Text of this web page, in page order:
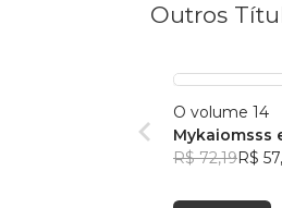
Outros
O volume 14
Mykaiomsss
R$ 72,19R$